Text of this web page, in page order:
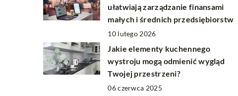
ułatwiają zarządzanie finansami
małych i średnich przedsiębiorstw
10 lutego 2026
Jakie elementy kuchennego
wystroju mogą odmienić wygląd
Twojej przestrzeni?
06 czerwca 2025